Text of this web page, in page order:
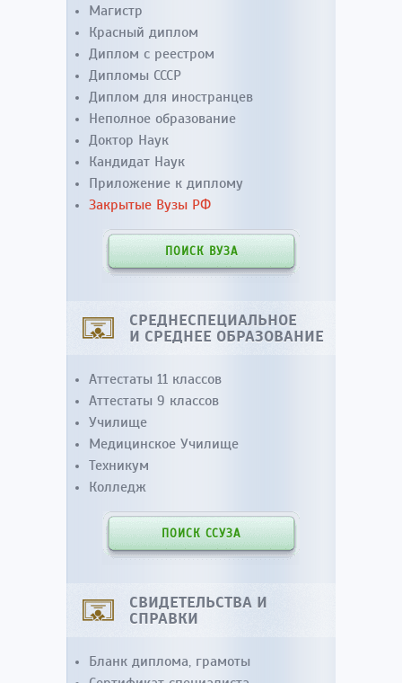
Магистр
Красный диплом
Диплом с реестром
Дипломы СССР
Диплом для иностранцев
Неполное образование
Доктор Наук
Кандидат Наук
Приложение к диплому
Закрытые Вузы РФ
ПОИСК ВУЗА
СРЕДНЕСПЕЦИАЛЬНОЕ
И СРЕДНЕЕ ОБРАЗОВАНИЕ
Аттестаты 11 классов
Аттестаты 9 классов
Училище
Медицинское Училище
Техникум
Колледж
ПОИСК ССУЗА
СВИДЕТЕЛЬСТВА И
СПРАВКИ
Бланк диплома, грамоты